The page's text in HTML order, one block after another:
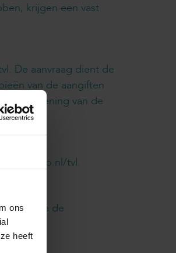
ons
heeft
krijgen een vast
De aanvraag dient de
van de aangiften
Na verlening van de
www.rvo.nl/tvl.
jaar na de